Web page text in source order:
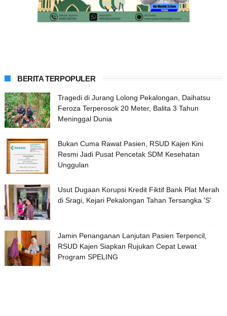
BERITA TERPOPULER
Tragedi di Jurang Lolong Pekalongan, Daihatsu
Feroza Terperosok 20 Meter, Balita 3 Tahun
Meninggal Dunia
Bukan Cuma Rawat Pasien, RSUD Kajen Kini
Resmi Jadi Pusat Pencetak SDM Kesehatan
Unggulan
Usut Dugaan Korupsi Kredit Fiktif Bank Plat Merah
di Sragi, Kejari Pekalongan Tahan Tersangka 'S'
Jamin Penanganan Lanjutan Pasien Terpencil,
RSUD Kajen Siapkan Rujukan Cepat Lewat
Program SPELING